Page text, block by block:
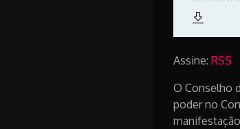
Assine: RSS
O Conselho
poder no